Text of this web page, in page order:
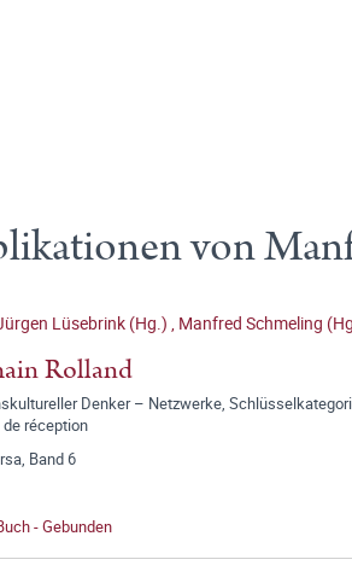
von
Lüsebrink (Hg.) , Manfred Schmeling
Rolland
Denker – Netzwerke,
réception
Band 6
- Gebunden